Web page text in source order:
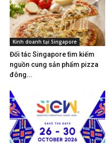
Kinh doanh tại Singapore
Đối tác Singapore tìm kiếm
nguồn cung sản phẩm pizza
đông...